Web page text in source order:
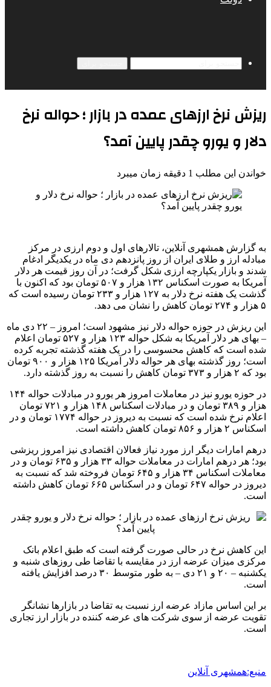
ریزش نرخ ارزهای عمده در بازار ؛ حواله نرخ
دلار و یورو چقدر پایین آمد؟
خواندن این مطلب 1 دقیقه زمان میبرد
به گزارش همشهری آنلاین، تالارهای اول و دوم ارزی در مرکز
مبادله ارز و طلای ایران از روز پانزدهم دی ماه در یکدیگر ادغام
شدند و بازار یکپارچه ارزی شکل گرفت؛ در آن روز قیمت هر دلار
آمریکا به صورت اسکناس ۱۳۲ هزار و ۵۰۷ تومان بود که اکنون با
گذشت یک هفته نرخ دلار به ۱۲۷ هزار و ۲۳۳ تومان رسیده است که
۵ هزار و ۲۷۴ تومان کاهش را نشان می دهد.
این ریزش در حوزه حواله دلار نیز مشهود است؛ امروز – ۲۲ دی ماه
– بهای هر دلار آمریکا به شکل حواله ۱۲۳ هزار و ۵۲۷ تومان اعلام
شده است که کاهش محسوسی را در یک هفته گذشته تجربه کرده
است؛ روز گذشته بهای هر حواله دلار آمریکا ۱۲۵ هزار و ۹۰۰ تومان
بود که ۲ هزار و ۳۷۳ تومان کاهش را نسبت به روز گذشته دارد.
در حوزه یورو نیز در معاملات امروز هر یورو در مبادلات حواله ۱۴۴
هزار و ۳۸۹ تومان و در مبادلات اسکناس ۱۴۸ هزار و ۷۲۱ تومان
اعلام نرخ شده است که نسبت به دیروز در حواله ۱۷۷۴ تومان و در
اسکناس ۲ هزار و ۸۵۶ تومان کاهش داشته است.
درهم امارات دیگر ارز مورد نیاز فعالان اقتصادی نیز امروز ریزشی
بود؛ هر درهم امارات در معاملات حواله ۳۳ هزار و ۶۳۵ تومان و در
معاملات اسکناس ۳۴ هزار و ۶۴۵ تومان فروخته شد که نسبت به
دیروز در حواله ۶۴۷ تومان و در اسکناس ۶۶۵ تومان کاهش داشته
است.
این کاهش نرخ در حالی صورت گرفته است که طبق اعلام بانک
مرکزی میزان عرضه ارز در مقایسه با تقاضا طی روزهای شنبه و
یکشنبه – ۲۰ و ۲۱ دی – به طور متوسط ۳۰ درصد افزایش یافته
است.
بر این اساس مازاد عرضه ارز نسبت به تقاضا در بازارها نشانگر
تقویت عرضه از سوی شرکت های عرضه کننده در بازار ارز تجاری
است.
منبع:همشهری آنلاین